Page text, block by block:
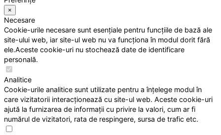
×
Necesare
Cookie-urile necesare sunt esențiale pentru funcțiile de bază ale
site-ului web, iar site-ul web nu va funcționa în modul dorit fără
ele.Aceste cookie-uri nu stochează date de identificare
personală.
Analitice
Cookie-urile analitice sunt utilizate pentru a înțelege modul în
care vizitatorii interacționează cu site-ul web. Aceste cookie-uri
ajută la furnizarea de informații cu privire la valori, cum ar fi
numărul de vizitatori, rata de respingere, sursa de trafic etc.